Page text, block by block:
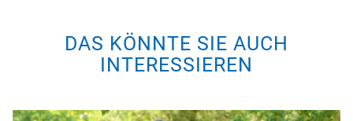
DAS KÖNNTE SIE AUCH
INTERESSIEREN